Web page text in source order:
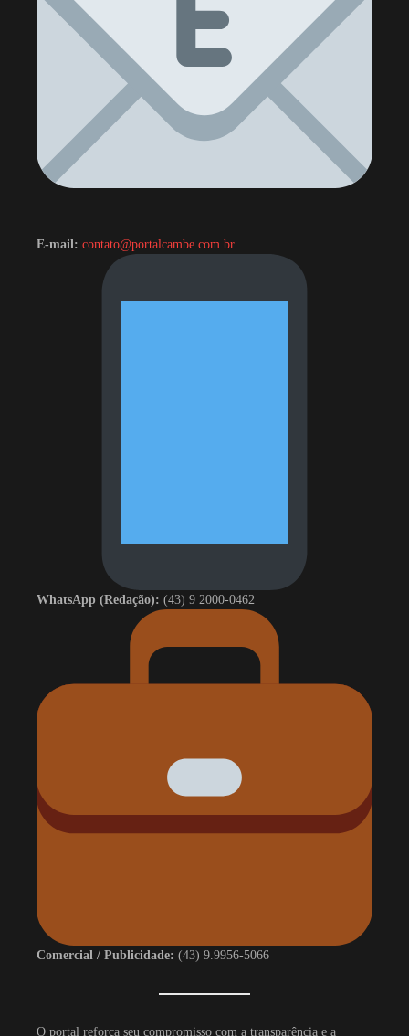
E-mail: contato@portalcambe.com.br
WhatsApp (Redação): (43) 9 2000-0462
Comercial / Publicidade: (43) 9.9956-5066
O portal reforça seu compromisso com a transparência e a